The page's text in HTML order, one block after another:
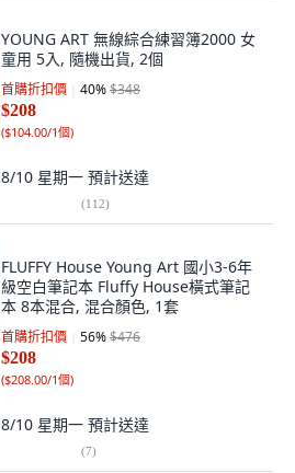
YOUNG ART 無線綜合練習簿2000 女
童用 5入, 隨機出貨, 2個
首購折扣價 40%$348
$208
($104.00/1個)
8/10 星期一 預計送達
(112)
FLUFFY House Young Art 國小3-6年
級空白筆記本 Fluffy House橫式筆記
本 8本混合, 混合顏色, 1套
首購折扣價 56%$476
$208
($208.00/1個)
8/10 星期一 預計送達
(7)